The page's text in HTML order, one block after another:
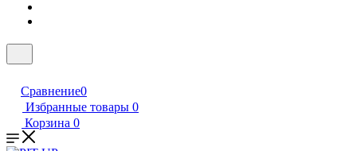
Сравнение0
Избранные товары 0
Корзина 0